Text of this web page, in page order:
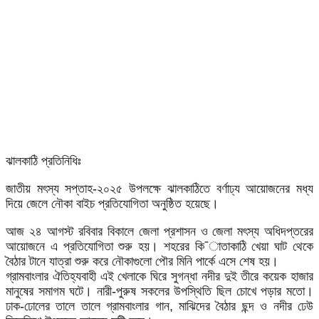
ঝালকাঠি প্রতিনিধিঃ
জাতীয় মৎস্য সপ্তাহ-২০২৫ উপলক্ষে ঝালকাঠিতে বর্ণাঢ্য আয়োজনের মধ্য
দিয়ে জেলে নৌকা বাইচ প্রতিযোগিতা অনুষ্ঠিত হয়েছে।
আজ ২৪ আগস্ট রবিবার বিকালে জেলা প্রশাসন ও জেলা মৎস্য অধিদপ্তরের
আয়োজনে এ প্রতিযোগিতা শুরু হয়। শহরের কি¯াতাকাঠি খেয়া ঘাট থেকে
বৈঠার টানে যাত্রা শুরু করে নৌকাগুলো পৌর মিনি পার্কে এসে শেষ হয়।
গ্রামবাংলার ঐতিহ্যবাহী এই খেলাকে ঘিরে সুগন্ধা নদীর দুই তীরে কয়েক হাজার
মানুষের সমাগম ঘটে। নারী-পুরুষ সকলের উপস্থিতি ছিল চোখে পড়ার মতো।
ঢাক-ঢোলের তালে তালে গ্রামবাংলার গান, মাঝিদের বৈঠার ছন্দ ও নদীর ঢেউ